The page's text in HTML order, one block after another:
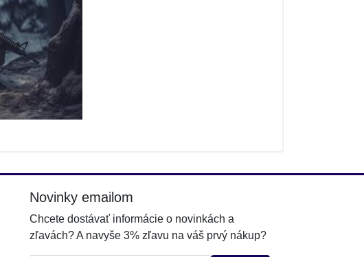
Novinky emailom
Chcete dostávať informácie o novinkách a
zľavách? A navyše 3% zľavu na váš prvý nákup?